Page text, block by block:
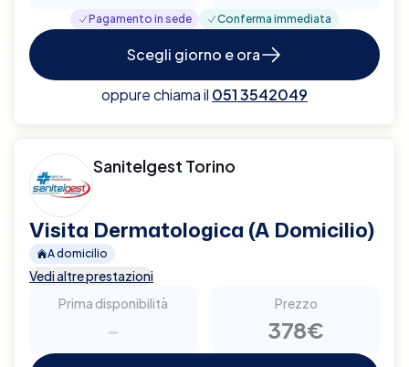
Pagamento in sede Conferma immediata
Scegli giorno e ora
oppure chiama il 051 3542049
Sanitelgest Torino
Visita Dermatologica (A Domicilio)
A domicilio
Vedi altre prestazioni
Prima disponibilità
-
Prezzo
378€